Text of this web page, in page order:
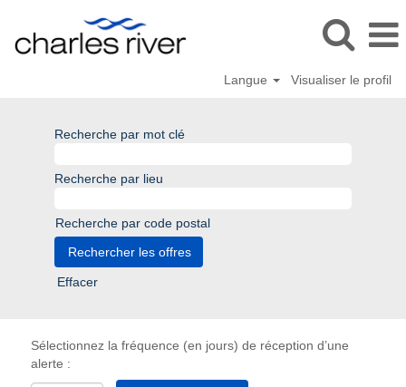
Langue Visualiser le profil
Recherche par mot clé
Recherche par lieu
Recherche par code postal
Effacer
Sélectionnez la fréquence (en jours) de réception d’une
alerte :